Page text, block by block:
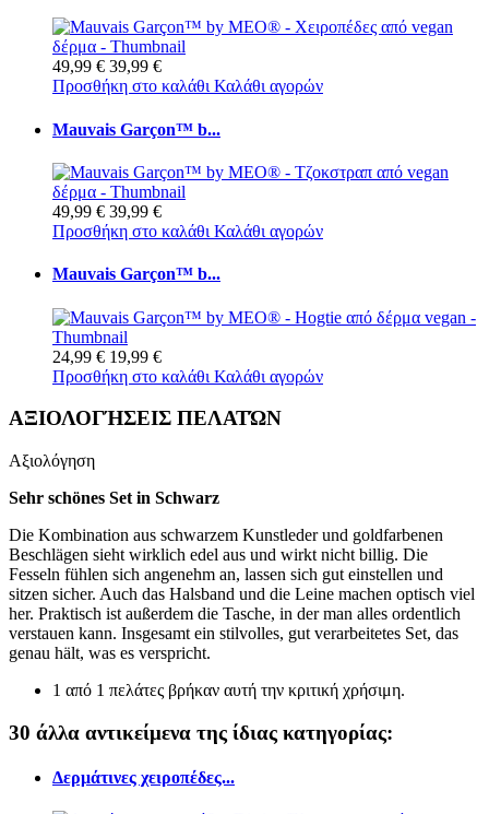
49,99 € 39,99 €
Προσθήκη στο καλάθι Καλάθι αγορών
Mauvais Garçon™ b...
49,99 € 39,99 €
Προσθήκη στο καλάθι Καλάθι αγορών
Mauvais Garçon™ b...
24,99 € 19,99 €
Προσθήκη στο καλάθι Καλάθι αγορών
ΑΞΙΟΛΟΓΉΣΕΙΣ ΠΕΛΑΤΏΝ
Αξιολόγηση
Sehr schönes Set in Schwarz
Die Kombination aus schwarzem Kunstleder und goldfarbenen
Beschlägen sieht wirklich edel aus und wirkt nicht billig. Die
Fesseln fühlen sich angenehm an, lassen sich gut einstellen und
sitzen sicher. Auch das Halsband und die Leine machen optisch viel
her. Praktisch ist außerdem die Tasche, in der man alles ordentlich
verstauen kann. Insgesamt ein stilvolles, gut verarbeitetes Set, das
genau hält, was es verspricht.
1 από 1 πελάτες βρήκαν αυτή την κριτική χρήσιμη.
30 άλλα αντικείμενα της ίδιας κατηγορίας:
Δερμάτινες χειροπέδες...